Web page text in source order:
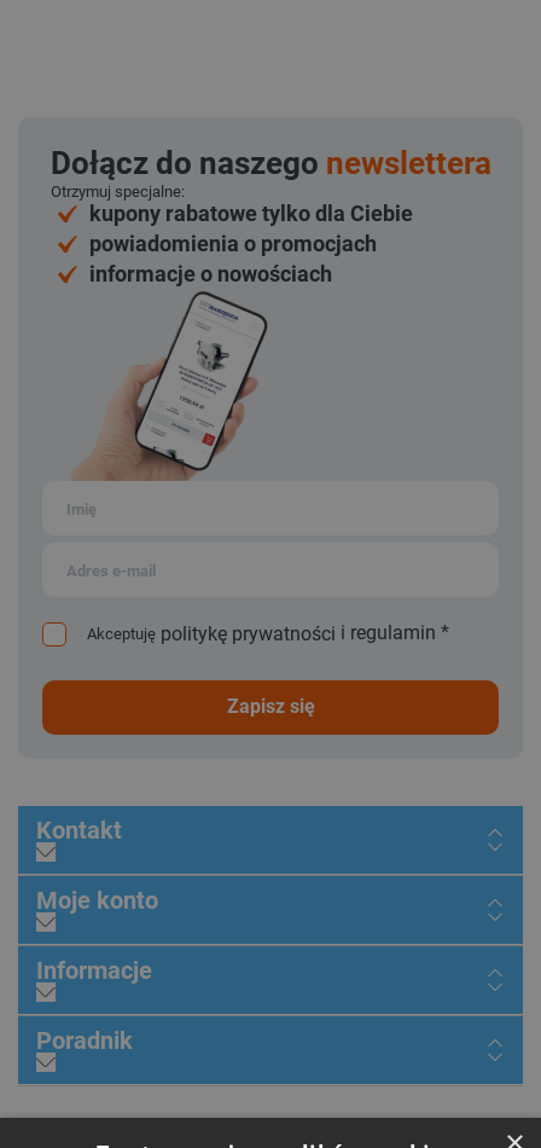
Dołącz do naszego newslettera
Otrzymuj specjalne:
kupony rabatowe tylko dla Ciebie
powiadomienia o promocjach
informacje o nowościach
Akceptuję politykę prywatności i regulamin *
zapisz się
Kontakt
Moje konto
Informacje
Poradnik